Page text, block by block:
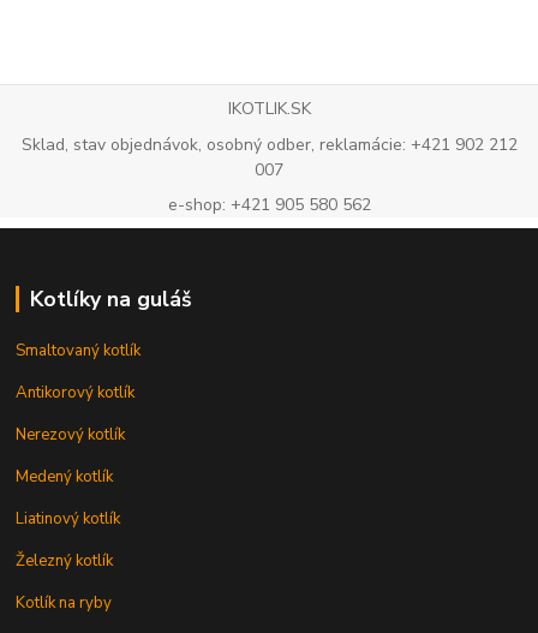
IKOTLIK.SK
Sklad, stav objednávok, osobný odber, reklamácie: +421 902 212
007
e-shop: +421 905 580 562
Kotlíky na guláš
Smaltovaný kotlík
Antikorový kotlík
Nerezový kotlík
Medený kotlík
Liatinový kotlík
Železný kotlík
Kotlík na ryby